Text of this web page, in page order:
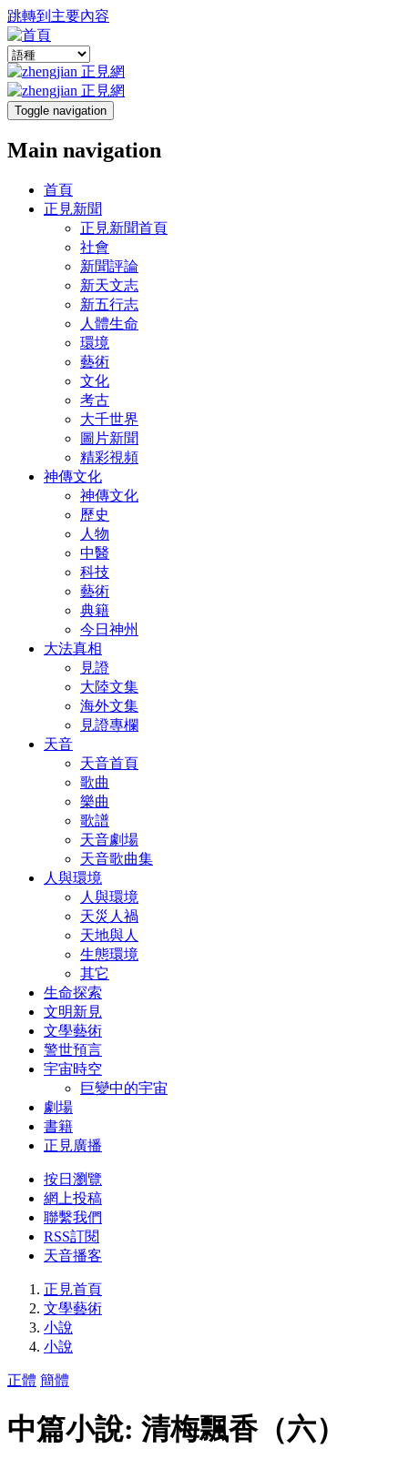
跳轉到主要內容
Toggle navigation
Main navigation
首頁
正見新聞
正見新聞首頁
社會
新聞評論
新天文志
新五行志
人體生命
環境
藝術
文化
考古
大千世界
圖片新聞
精彩視頻
神傳文化
神傳文化
歷史
人物
中醫
科技
藝術
典籍
今日神州
大法真相
見證
大陸文集
海外文集
見證專欄
天音
天音首頁
歌曲
樂曲
歌譜
天音劇場
天音歌曲集
人與環境
人與環境
天災人禍
天地與人
生態環境
其它
生命探索
文明新見
文學藝術
警世預言
宇宙時空
巨變中的宇宙
劇場
書籍
正見廣播
按日瀏覽
網上投稿
聯繫我們
RSS訂閱
天音播客
正見首頁
文學藝術
小說
小說
正體 簡體
中篇小說: 清梅飄香（六）